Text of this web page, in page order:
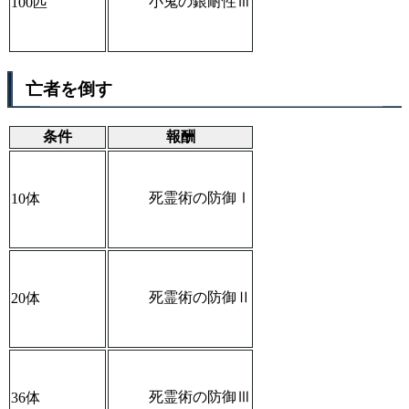
亡者を倒す
条件 報酬
10体 死霊術の防御Ⅰ
20体 死霊術の防御Ⅱ
36体 死霊術の防御Ⅲ